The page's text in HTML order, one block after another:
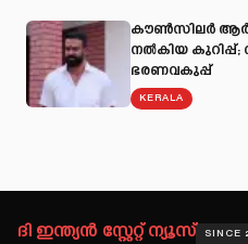
കൗൺസിലർ
നല്‍കിയ കുറിപ്പ്;
ഭരണവകുപ്പ്
KERALA
ദി ഇന്ത്യൻ സ്റ്റേറ്റ് ന്യൂസ് SINCE